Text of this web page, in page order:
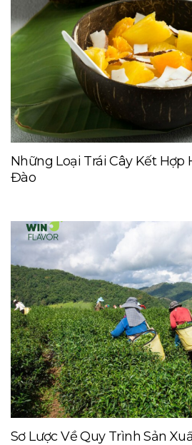
Những Loại Trái Cây Kết Hợp
Đào
Sơ Lược Về Quy Trình Sản